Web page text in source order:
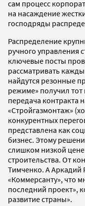
сам процесс
на насаждение
господряды
Распределение
ручного управления
ключевые посты
рассматривать
найдутся резонные
режиме» получил
передача контракта
«Стройгазмонтаж»
конкурентных
представлена как
бизнес. Этому
слишком низкой цене
строительства. От
Тимченко. А Аркадий
«Коммерсанту», что
последний проект»,
развитие страны».